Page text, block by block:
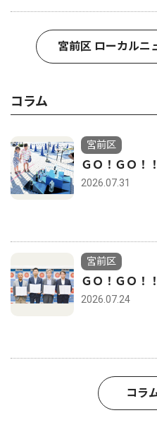
宮前区 ローカルニ
コラム
宮前区
ＧＯ！ＧＯ！
2026.07.31
宮前区
ＧＯ！ＧＯ！
2026.07.24
コラ